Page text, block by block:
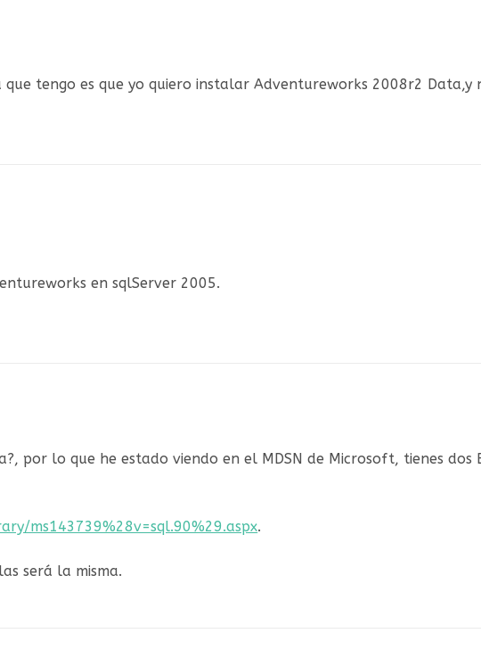
tengo es que yo quiero instalar Adventureworks 2008r2
en sqlServer 2005.
por lo que he estado viendo en el MDSN de Microsoft, tienes dos
ms143739%28v=sql.90%29.aspx.
será la misma.